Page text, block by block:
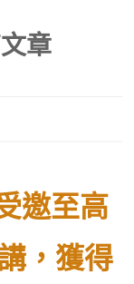
章
邀至高
，獲得